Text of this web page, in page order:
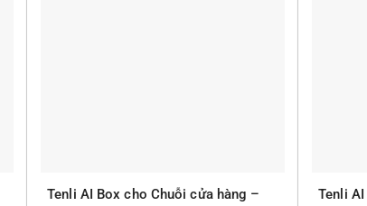
Tenli AI Box cho Chuỗi cửa hàng –
Tenli